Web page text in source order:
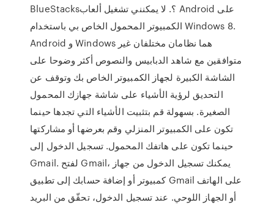
BlueStacks؟. لا يمكنني تشغيل ألعاب Android على
الكمبيوتر المحمول الخاص بي باستخدام Windows 8.
Android و Windows هما نظامان مختلفان غير
متوافقين مع شاهد الدبابيس والنصوص أكثر وضوحا على
الشاشة الكبيرة لجهاز الكمبيوتر الخاص بك وتوقف عن
التحديق لرؤية الأشياء على شاشة جهازك المحمول
الصغيرة. بسهولة قم بتثبيت الأشياء التي تجدها حينما
تكون على الكمبيوتر المنزلي وقم بعرضها أو مشاركتها
حينما تكون على هاتفك المحمول. تسجيل الدخول إلى
Gmail. لفتح Gmail، يمكنك تسجيل الدخول من جهاز
كمبيوتر أو إضافة حسابك إلى تطبيق Gmail على الهاتف
أو الجهاز اللوحي. عند تسجيل الدخول، تحقّق من البريد